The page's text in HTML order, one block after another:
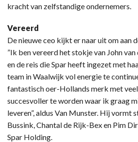
kracht van zelfstandige ondernemers.
Vereerd
De nieuwe ceo kijkt er naar uit om aan
”Ik ben vereerd het stokje van John
en de reis die Spar heeft ingezet met
team in Waalwijk vol energie te
fantastisch oer-Hollands merk met
succesvoller te worden waar ik graag
leveren”, aldus Van Munster. Hij vormt
Bussink, Chantal de Rijk-Bex en Pim
Spar Holding.